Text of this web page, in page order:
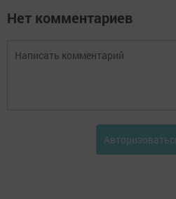
Нет комментариев